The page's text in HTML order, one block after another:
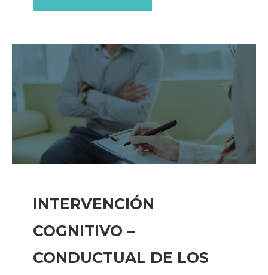
INTERVENCIÓN
COGNITIVO –
CONDUCTUAL DE LOS